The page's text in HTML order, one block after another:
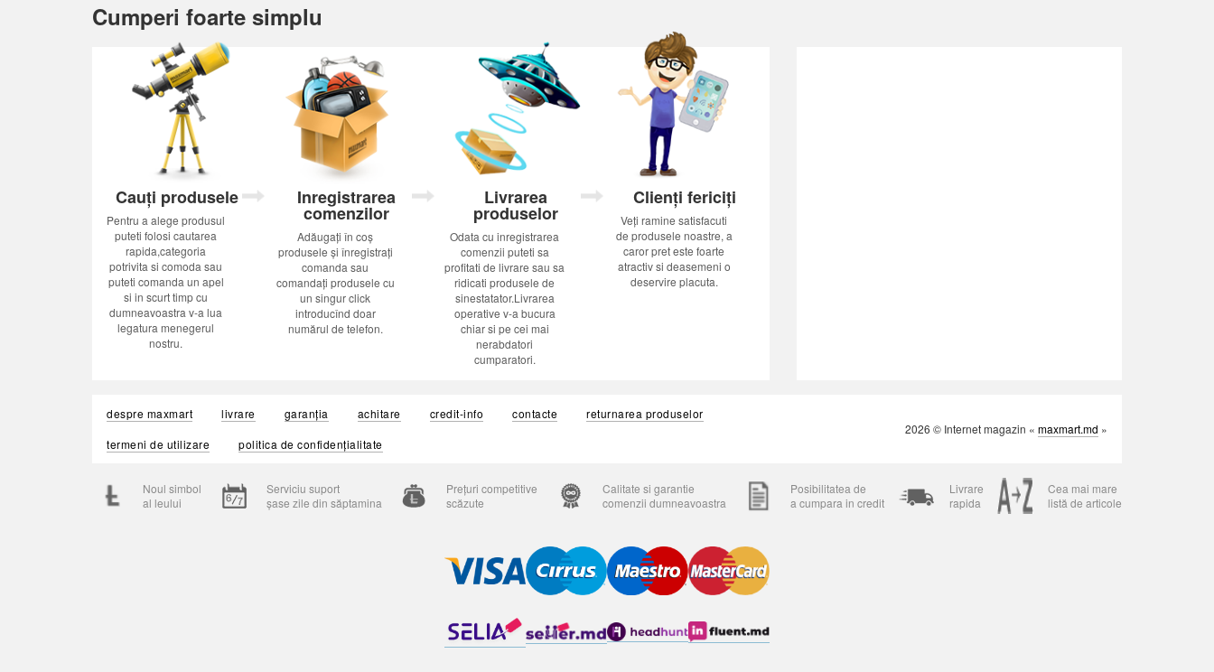
Cumperi foarte simplu
Cauți produsele
Pentru a alege produsul
puteti folosi cautarea
rapida,categoria
potrivita si comoda sau
puteti comanda un apel
si in scurt timp cu
dumneavoastra v-a lua
legatura menegerul
nostru.
Inregistrarea
comenzilor
Adăugați în coș
produsele și înregistrați
comanda sau
comandați produsele cu
un singur click
introducînd doar
numărul de telefon.
Livrarea
produselor
Odata cu inregistrarea
comenzii puteti sa
profitati de livrare sau sa
ridicati produsele de
sinestatator.Livrarea
operative v-a bucura
chiar si pe cei mai
nerabdatori
cumparatori.
Clienți fericiți
Veți ramine satisfacuti
de produsele noastre, a
caror pret este foarte
atractiv si deasemeni o
deservire placuta.
despre maxmart livrare garanția achitare credit-info contacte
returnarea produselor
termeni de utilizare
politica de confidențialitate
2026 © Internet magazin « maxmart.md »
Noul simbol
al leului
Serviciu suport
șase zile din săptamina
Prețuri competitive
scăzute
Calitate si garantie
comenzii dumneavoastra
Posibilitatea de
a cumpara in credit
Livrare
rapida
Cea mai mare
listă de articole